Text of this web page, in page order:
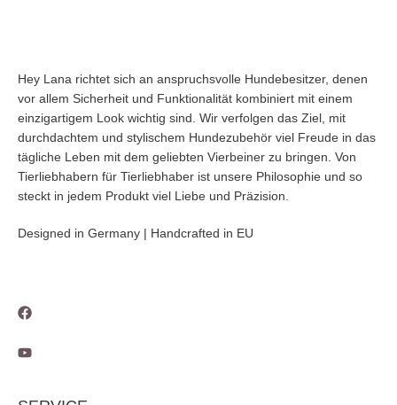
Hey Lana richtet sich an anspruchsvolle Hundebesitzer, denen
vor allem Sicherheit und Funktionalität kombiniert mit einem
einzigartigem Look wichtig sind. Wir verfolgen das Ziel, mit
durchdachtem und stylischem Hundezubehör viel Freude in das
tägliche Leben mit dem geliebten Vierbeiner zu bringen. Von
Tierliebhabern für Tierliebhaber ist unsere Philosophie und so
steckt in jedem Produkt viel Liebe und Präzision.
Designed in Germany | Handcrafted in EU